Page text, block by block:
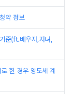
약 정보
준(ft.배우자,자녀,
한 경우 양도세 계